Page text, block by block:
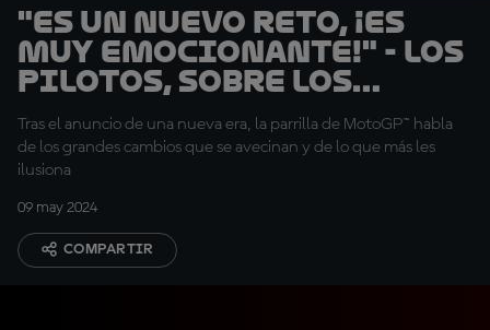
"Es un nuevo reto, ¡es
muy emocionante!" - Los
pilotos, sobre los
cambios de 2027
Tras el anuncio de una nueva era, la parrilla de MotoGP™ habla
de los grandes cambios que se avecinan y de lo que más les
ilusiona
09 may 2024
COMPARTIR